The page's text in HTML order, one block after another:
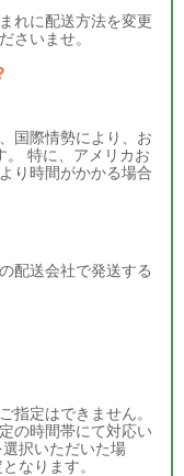
れに配送方法を変更
さいませ。
国際情勢により、お
。 特に、アメリカお
り時間がかかる場合
配送会社で発送する
指定はできません。
の時間帯にて対応い
択いただいた場
なります。